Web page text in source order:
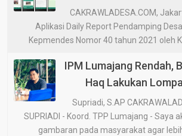
CAKRAWLADESA.COM,
Aplikasi Daily Report Pendamping
Kepmendes Nomor 40 tahun 2021 oleh
IPM Lumajang Rendah,
Haq Lakukan
Supriadi, S.AP
SUPRIADI - Koord. TPP Lumajang - Saya
gambaran pada masyarakat agar